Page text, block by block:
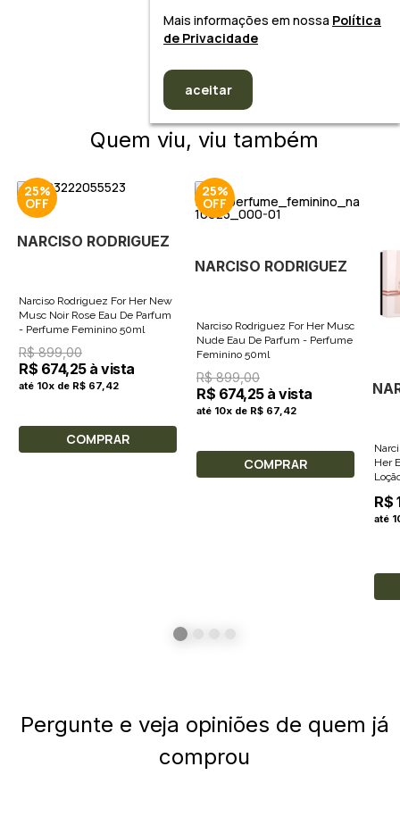
Quem viu, viu também
25%
NARCISO RODRIGUEZ
Narciso Rodriguez For Her New
Musc Noir Rose Eau De Parfum
- Perfume Feminino 50ml
R$ 899,00
R$ 674,25 à vista
até 10x de R$ 67,42
COMPRAR
25%
NARCISO RODRIGUEZ
Narciso Rodriguez For Her Musc
Nude Eau De Parfum - Perfume
Feminino 50ml
R$ 899,00
R$ 674,25 à vista
até 10x de R$ 67,42
COMPRAR
Her
R$
até
Pergunte e veja opiniões de quem já
comprou
Mais informações em nossa Política
de Privacidade
aceitar